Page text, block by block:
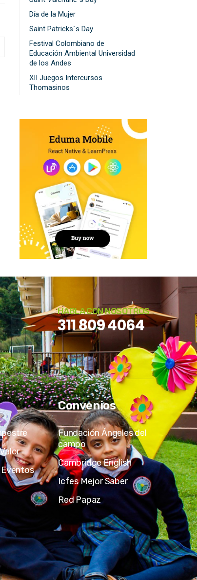
Día de la Mujer
Saint Patricks´s Day
Festival Colombiano de
Educación Ambiental Universidad
de los Andes
XII Juegos Intercursos
Thomasinos
HABLA CON NOSOTROS
311 809 4064
Convenios
Fundación Ángeles del
campo
Cambridge English
Icfes Mejor Saber
Red Papaz